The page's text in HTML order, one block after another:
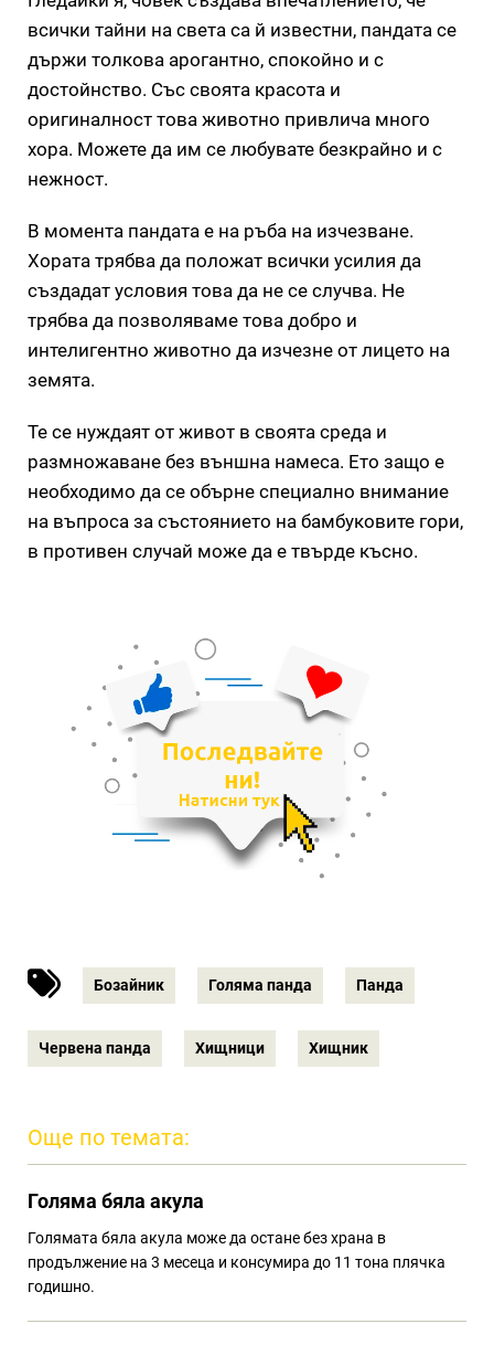
всички тайни на света са й известни, пандата се
държи толкова арогантно, спокойно и с
достойнство. Със своята красота и
оригиналност това животно привлича много
хора. Можете да им се любувате безкрайно и с
нежност.
В момента пандата е на ръба на изчезване.
Хората трябва да положат всички усилия да
създадат условия това да не се случва. Не
трябва да позволяваме това добро и
интелигентно животно да изчезне от лицето на
земята.
Те се нуждаят от живот в своята среда и
размножаване без външна намеса. Ето защо е
необходимо да се обърне специално внимание
на въпроса за състоянието на бамбуковите гори,
в противен случай може да е твърде късно.
Бозайник Голяма панда Панда
Червена панда Хищници Хищник
Още по темата:
Голяма бяла акула
Голямата бяла акула може да остане без храна в
продължение на 3 месеца и консумира до 11 тона плячка
годишно.